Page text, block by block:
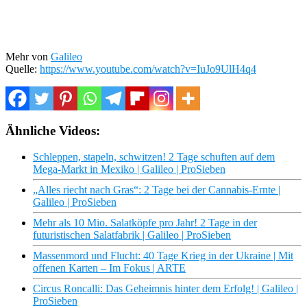
Mehr von Galileo
Quelle: https://www.youtube.com/watch?v=IuJo9UlH4q4
Ähnliche Videos:
Schleppen, stapeln, schwitzen! 2 Tage schuften auf dem
Mega-Markt in Mexiko | Galileo | ProSieben
„Alles riecht nach Gras“: 2 Tage bei der Cannabis-Ernte |
Galileo | ProSieben
Mehr als 10 Mio. Salatköpfe pro Jahr! 2 Tage in der
futuristischen Salatfabrik | Galileo | ProSieben
Massenmord und Flucht: 40 Tage Krieg in der Ukraine | Mit
offenen Karten – Im Fokus | ARTE
Circus Roncalli: Das Geheimnis hinter dem Erfolg! | Galileo |
ProSieben